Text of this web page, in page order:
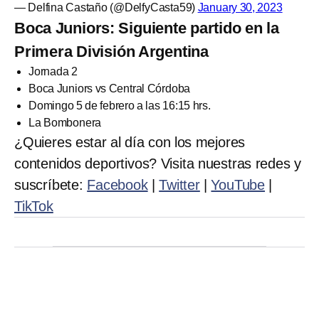
— Delfina Castaño (@DelfyCasta59) January 30, 2023
Boca Juniors: Siguiente partido en la
Primera División Argentina
Jornada 2
Boca Juniors vs Central Córdoba
Domingo 5 de febrero a las 16:15 hrs.
La Bombonera
¿Quieres estar al día con los mejores
contenidos deportivos? Visita nuestras redes y
suscríbete: Facebook|Twitter|YouTube
TikTok